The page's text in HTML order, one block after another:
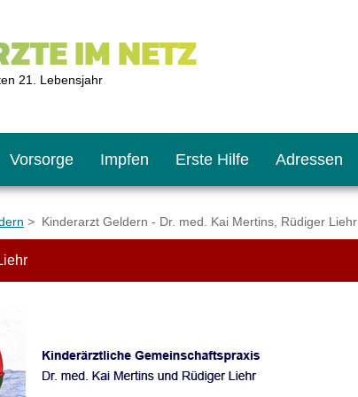
IM NETZ
21. Lebensjahr
Vorsorge Impfen Erste Hilfe Adressen
> Kinderarzt Geldern - Dr. med. Kai Mertins, Rüdiger Liehr